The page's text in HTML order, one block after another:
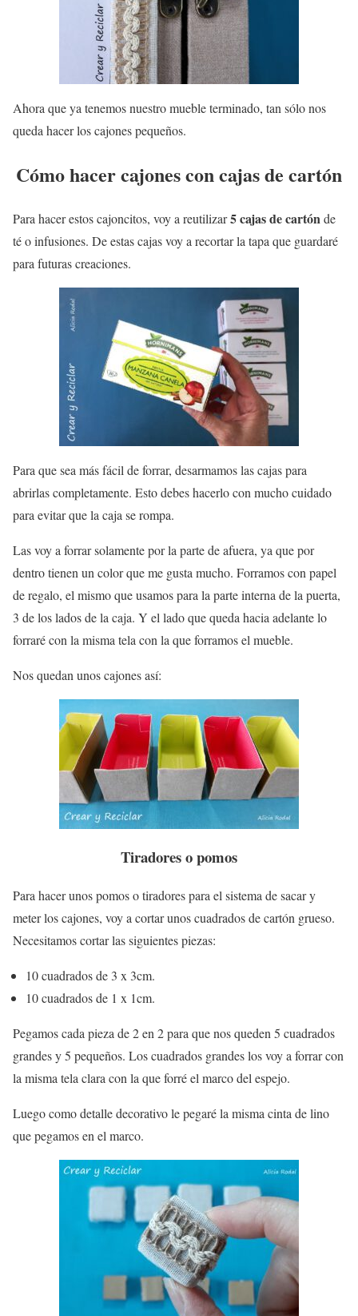
Ahora que ya tenemos nuestro mueble terminado, tan sólo nos
queda hacer los cajones pequeños.
Cómo hacer cajones con cajas de cartón
Para hacer estos cajoncitos, voy a reutilizar5 cajas de cartónde
té o infusiones. De estas cajas voy a recortar la tapa que guardaré
para futuras creaciones.
Para que sea más fácil de forrar, desarmamos las cajas para
abrirlas completamente. Esto debes hacerlo con mucho cuidado
para evitar que la caja se rompa.
Las voy a forrar solamente por la parte de afuera, ya que por
dentro tienen un color que me gusta mucho. Forramos con papel
de regalo, el mismo que usamos para la parte interna de la puerta,
3 de los lados de la caja. Y el lado que queda hacia adelante lo
forraré con la misma tela con la que forramos el mueble.
Nos quedan unos cajones así:
Tiradores o pomos
Para hacer unos pomos o tiradores para el sistema de sacar y
meter los cajones, voy a cortar unos cuadrados de cartón grueso.
Necesitamos cortar las siguientes piezas:
10 cuadrados de 3 x 3cm.
10 cuadrados de 1 x 1cm.
Pegamos cada pieza de 2 en 2 para que nos queden 5 cuadrados
grandes y 5 pequeños. Los cuadrados grandes los voy a forrar con
la misma tela clara con la que forré el marco del espejo.
Luego como detalle decorativo le pegaré la misma cinta de lino
que pegamos en el marco.